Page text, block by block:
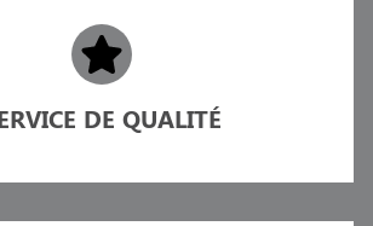
DE QUALITÉ